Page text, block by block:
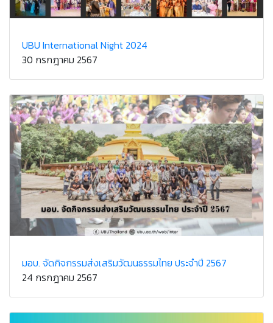
UBU International Night 2024
30 กรกฎาคม 2567
มอบ. จัดกิจกรรมส่งเสริมวัฒนธรรมไทย ประจำปี 2567
24 กรกฎาคม 2567